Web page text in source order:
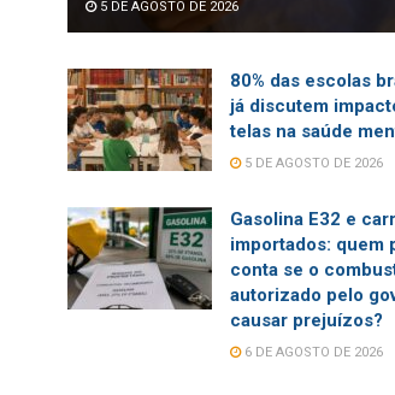
5 DE AGOSTO DE 2026
80% das escolas
já discutem
telas na saúde
5 DE AGOSTO DE 2026
Gasolina E32 e
importados: quem
conta se o
autorizado pelo
causar prejuízos?
6 DE AGOSTO DE 2026